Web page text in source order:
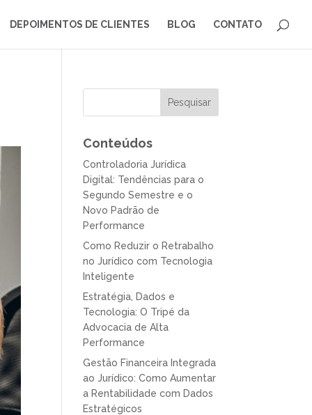
DEPOIMENTOS DE CLIENTES BLOG CONTATO
Conteúdos
Controladoria Jurídica
Digital: Tendências para o
Segundo Semestre e o
Novo Padrão de
Performance
Como Reduzir o Retrabalho
no Jurídico com Tecnologia
Inteligente
Estratégia, Dados e
Tecnologia: O Tripé da
Advocacia de Alta
Performance
Gestão Financeira Integrada
ao Jurídico: Como Aumentar
a Rentabilidade com Dados
Estratégicos